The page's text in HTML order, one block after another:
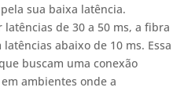
sua baixa latência.
latências de 30 a 50 ms, a fibra
abaixo de 10 ms. Essa
buscam uma conexão
ambientes onde a